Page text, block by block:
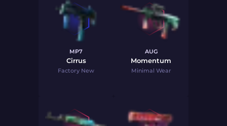
MP7
Cirrus
Factory New
AUG
Momentum
Minimal Wear